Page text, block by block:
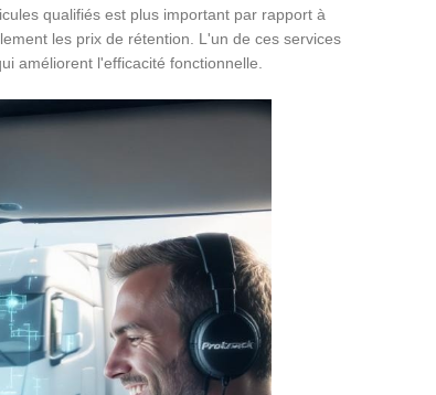
qualifiés est plus important par rapport à
les prix de rétention. L'un de ces services
améliorent l'efficacité fonctionnelle.